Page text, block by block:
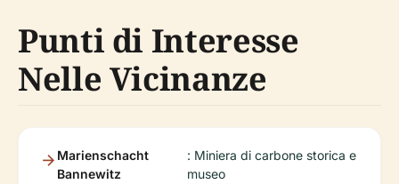
Punti di Interesse
Nelle Vicinanze
Marienschacht
Bannewitz
: Miniera di carbone storica e
museo